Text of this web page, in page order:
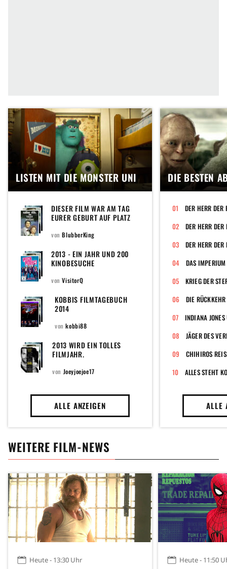
LISTEN MIT DIE MONSTER UNI
DIESER FILM WAR AM TAG
EURER GEBURT AUF PLATZ
vonBlubberKing
2013 - EIN JAHR UND 200
KINOBESUCHE
vonVisitorQ
KOBBIS FILMTAGEBUCH
2014
vonkobbi88
2013 WIRD EIN TOLLES
FILMJAHR.
von Joeyjoejoe17
ALLE ANZEIGEN
DIE BESTEN
DER HERR
DER HERR
DAS
KRIEG DER
DIE
JÄGER DES
CHIHIROS
ALLES STEHT
ALLE
WEITERE FILM-NEWS
Heute - 13:30 Uhr Heute - 11:50